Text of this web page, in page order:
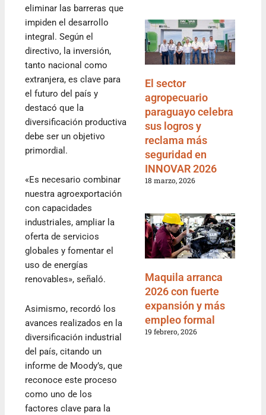
eliminar las barreras que
impiden el desarrollo
integral. Según el
directivo, la inversión,
tanto nacional como
extranjera, es clave para
el futuro del país y
destacó que la
diversificación productiva
debe ser un objetivo
primordial.
«Es necesario combinar
nuestra agroexportación
con capacidades
industriales, ampliar la
oferta de servicios
globales y fomentar el
uso de energías
renovables», señaló.
Asimismo, recordó los
avances realizados en la
diversificación industrial
del país, citando un
informe de Moody’s, que
reconoce este proceso
como uno de los
factores clave para la
El sector
agropecuario
paraguayo celebra
sus logros y
reclama más
seguridad en
INNOVAR 2026
18 marzo, 2026
Maquila arranca
2026 con fuerte
expansión y más
empleo formal
19 febrero, 2026